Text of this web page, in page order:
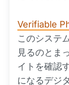
Verifiable
このシステ
見るのとま
イトを確認
になるデジ